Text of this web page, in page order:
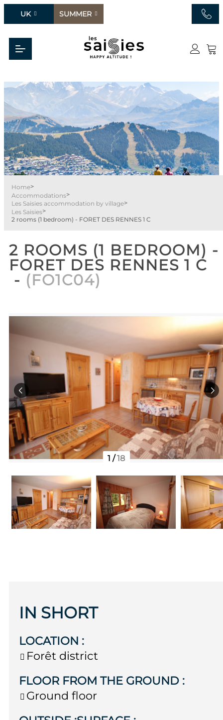
UK SUMMER
Home>
Accommodations>
Les Saisies accommodation by village>
Les Saisies>
2 rooms (1 bedroom) - FORET DES RENNES 1 C
2 ROOMS (1 BEDROOM) -
FORET DES RENNES 1 C
(FO1C04)
1 /18
IN SHORT
LOCATION :
Forêt district
FLOOR FROM THE GROUND :
Ground floor